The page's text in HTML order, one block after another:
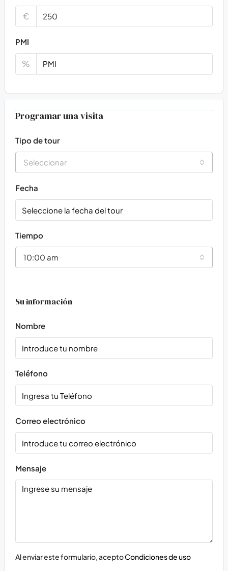
€
PMI
%
Virtual Tour
Programar una visita
Tipo de tour
Seleccionar
Fecha
Tiempo
10:00 am
Su información
Nombre
Teléfono
Correo electrónico
Mensaje
Al enviar este formulario, aceptoCondiciones de uso